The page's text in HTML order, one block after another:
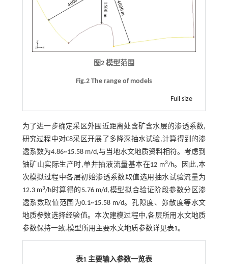
图2 模型范围
Fig.2 The range of models
Full size
为了进一步确定采区外围近距离处含矿含水层的渗透系数,
研究过程中对C8采区开展了多降深抽水试验,计算得到的渗
透系数为4.86~15.58 m/d,与当地水文地质资料相符。考虑到
铀矿山实际生产时,单井抽液流量基本在12 m3/h。因此,本
次模拟过程中各层初始渗透系数取值选用抽水试验流量为
12.3 m3/h时算得的5.76 m/d,模型拟合验证阶段参数分区渗
透系数取值范围为0.1~15.58 m/d。孔隙度、弥散度等水文
地质参数选择经验值。本次建模过程中,各层所用水文地质
参数保持一致,模型所用主要水文地质参数详见表1。
表1 主要输入参数一览表